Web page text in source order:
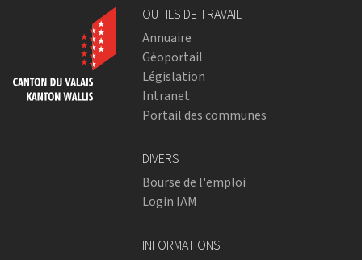
OUTILS DE TRAVAIL
Annuaire
Géoportail
Législation
Intranet
Portail des communes
DIVERS
Bourse de l'emploi
Login IAM
INFORMATIONS